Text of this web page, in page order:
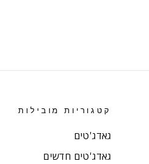
קטגוריות מובילות
גאדג'טים
גאדג'טים חדשים